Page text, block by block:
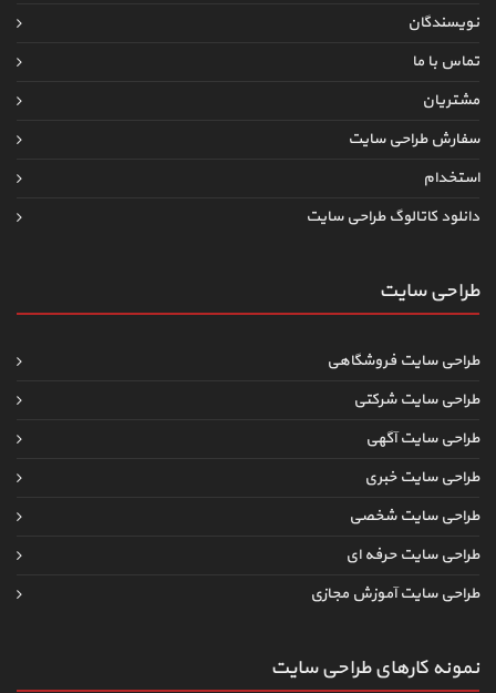
نویسندگان
تماس با ما
مشتریان
سفارش طراحی سایت
استخدام
دانلود کاتالوگ طراحی سایت
طراحی سایت
طراحی سایت فروشگاهی
طراحی سایت شرکتی
طراحی سایت آگهی
طراحی سایت خبری
طراحی سایت شخصی
طراحی سایت حرفه ای
طراحی سایت آموزش مجازی
نمونه کارهای طراحی سایت